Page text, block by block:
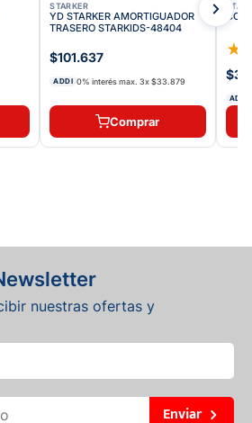
STARKER
YD STARKER AMORTIGUADOR
TRASERO STARKIDS-48404
$101.637
ADDI 0% interés max.3x$33.879
Comprar
★
ADDI
nuestras ofertas y
Enviar